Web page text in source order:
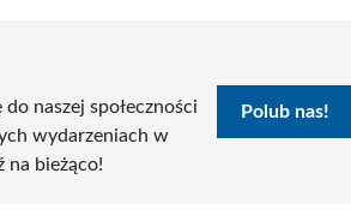
naszej społeczności
wydarzeniach w
na bieżąco!
Polub nas!